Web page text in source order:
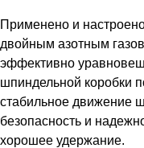
Применено и
двойным азотным
эффективно
шпиндельной коробки
стабильное движение
безопасность и
хорошее удержание.